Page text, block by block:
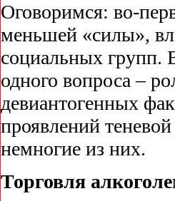
Оговоримся: во-
меньшей «силы»,
социальных групп.
одного вопроса –
девиантогенных
проявлений
немногие из них.
Торговля